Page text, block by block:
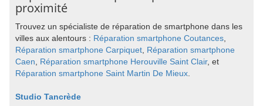
proximité
Trouvez un spécialiste de réparation de smartphone dans les
villes aux alentours : Réparation smartphone Coutances
Réparation smartphone Carpiquet Réparation smartphone
Caen
Réparation smartphone Herouville Saint Clair, et
Réparation smartphone Saint Martin De Mieux
Studio Tancrède